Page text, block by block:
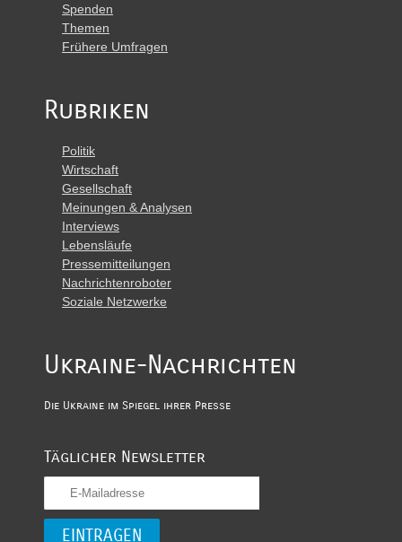
Spenden
Themen
Frühere Umfragen
Rubriken
Politik
Wirtschaft
Gesellschaft
Meinungen & Analysen
Interviews
Lebensläufe
Pressemitteilungen
Nachrichtenroboter
Soziale Netzwerke
Ukraine-Nachrichten
Die Ukraine im Spiegel ihrer Presse
Täglicher Newsletter